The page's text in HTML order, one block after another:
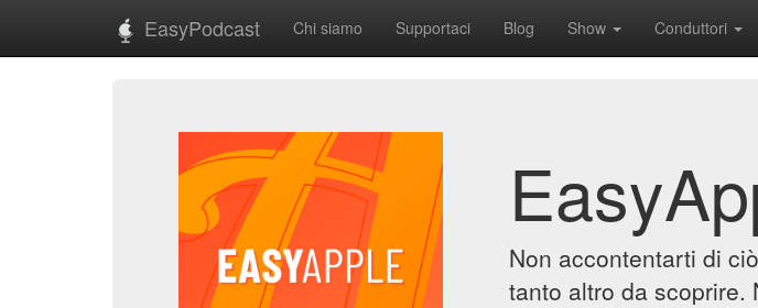
EasyPodcast Chi siamo Supportaci Blog Show Conduttori
Non accontentarti di
tanto altro da scoprire.